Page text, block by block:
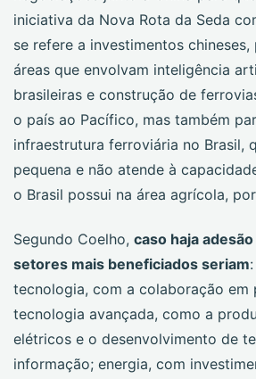
iniciativa da Nova Rota da Seda
se refere a investimentos
áreas que envolvam inteligência
brasileiras e construção de
o país ao Pacífico, mas também
infraestrutura ferroviária no Brasil,
pequena e não atende à
o Brasil possui na área agrícola,
Segundo Coelho, caso haja
setores mais beneficiados seriam
tecnologia, com a colaboração em
tecnologia avançada, como a
elétricos e o desenvolvimento de
informação; energia, com